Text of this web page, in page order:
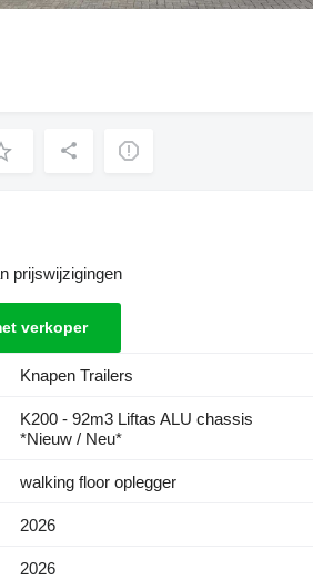
prijswijzigingen
verkoper
Knapen Trailers
K200 - 92m3 Liftas ALU chassis
*Nieuw / Neu*
walking floor oplegger
2026
2026